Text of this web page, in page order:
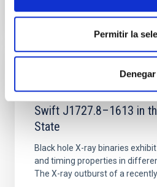
Permitir la
Denegar
Dramatic Drop in the X-
Swift J1727.8–1613 in
State
Black hole X-ray binaries
and timing properties in
The X-ray outburst of a recently